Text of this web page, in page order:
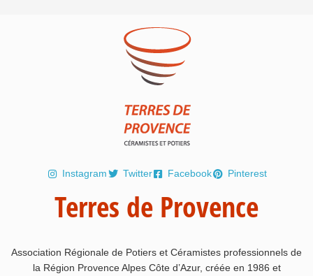
Instagram Twitter Facebook Pinterest
Terres de Provence
Association Régionale de Potiers et Céramistes professionnels de
la Région Provence Alpes Côte d’Azur, créée en 1986 et